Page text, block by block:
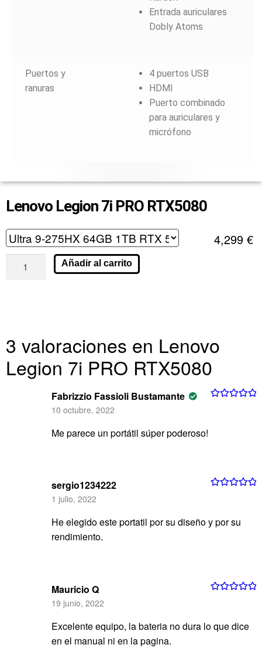
Entrada auriculares
Dobly Atoms
Puertos y
ranuras
4 puertos USB
HDMI
Puerto combinado
para auriculares y
micrófono
Lenovo Legion 7i PRO RTX5080
4,299 €
Añadir al carrito
3 valoraciones en Lenovo
Legion 7i PRO RTX5080
Fabrizzio Fassioli Bustamante
10 octubre, 2022
Me parece un portátil súper poderoso!
sergio1234222
1 julio, 2022
He elegido este portatil por su diseño y por su
rendimiento.
Mauricio Q
19 junio, 2022
Excelente equipo, la bateria no dura lo que dice
en el manual ni en la pagina.